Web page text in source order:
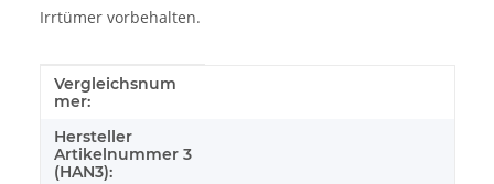
Irrtümer vorbehalten.
Produkteigenschaft
Wert
Vergleichsnum
mer:
Hersteller
Artikelnummer 3
(HAN3):